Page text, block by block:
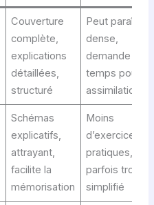
Couverture
complète,
explications
détaillées,
structuré
Peut paraître
dense,
demande du
temps pour
assimilation
Schémas
explicatifs,
attrayant,
facilite la
mémorisation
Moins
d’exercices
pratiques,
parfois trop
simplifié